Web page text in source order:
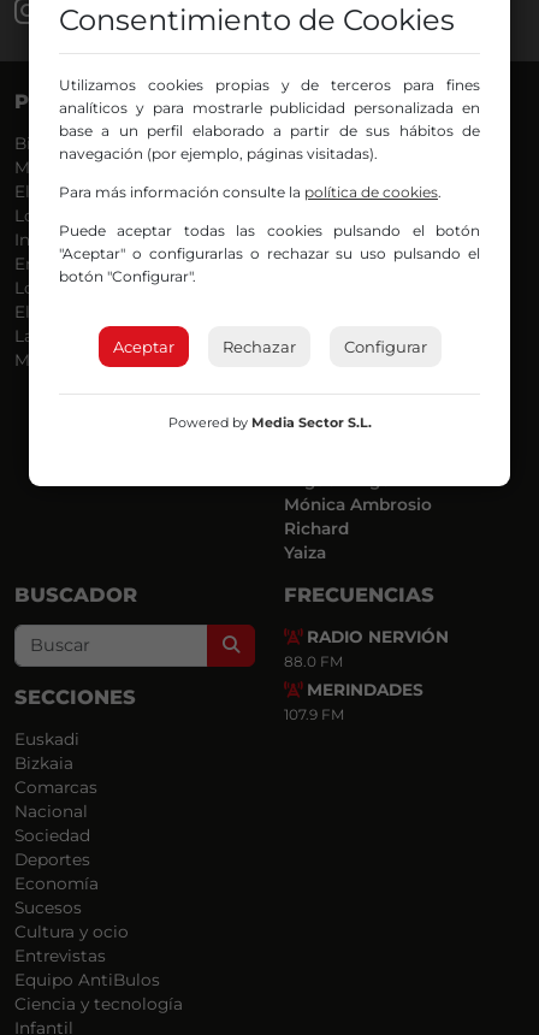
PROGRAMAS
Bilbosport
Más Música
El Madrugador
Lo Más Nuevo
Informativos
En Ruta
Locos por la Música
El Supermadrugador
La Mañana de Radio Nervión
Más Madrugada
VOCES
Agurtzane
Belén Ollero
Dani
Eva Argote
Endika
Luis Carlos
Mónica Ambrosio
Richard
Yaiza
BUSCADOR
Search
SECCIONES
Euskadi
Bizkaia
Comarcas
Nacional
Sociedad
Deportes
Economía
Sucesos
Cultura y ocio
Entrevistas
Equipo AntiBulos
Ciencia y tecnología
Infantil
FRECUENCIAS
RADIO NERVIÓN
88.0 FM
MERINDADES
107.9 FM
Consentimiento de Cookies
Utilizamos cookies propias y de terceros para fines
analíticos y para mostrarle publicidad personalizada en
base a un perfil elaborado a partir de sus hábitos de
navegación (por ejemplo, páginas visitadas).
Para más información consulte la política de cookies.
Puede aceptar todas las cookies pulsando el botón
"Aceptar" o configurarlas o rechazar su uso pulsando el
botón "Configurar".
Aceptar Rechazar Configurar
Powered by Media Sector S.L.